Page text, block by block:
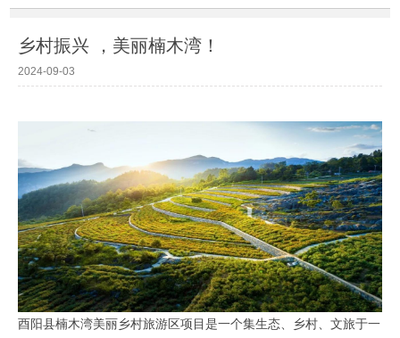
乡村振兴 ，美丽楠木湾！
2024-09-03
酉阳县楠木湾美丽乡村旅游区项目是一个集生态、乡村、文旅于一